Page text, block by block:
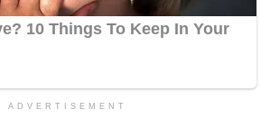
ADVERTISEMENT